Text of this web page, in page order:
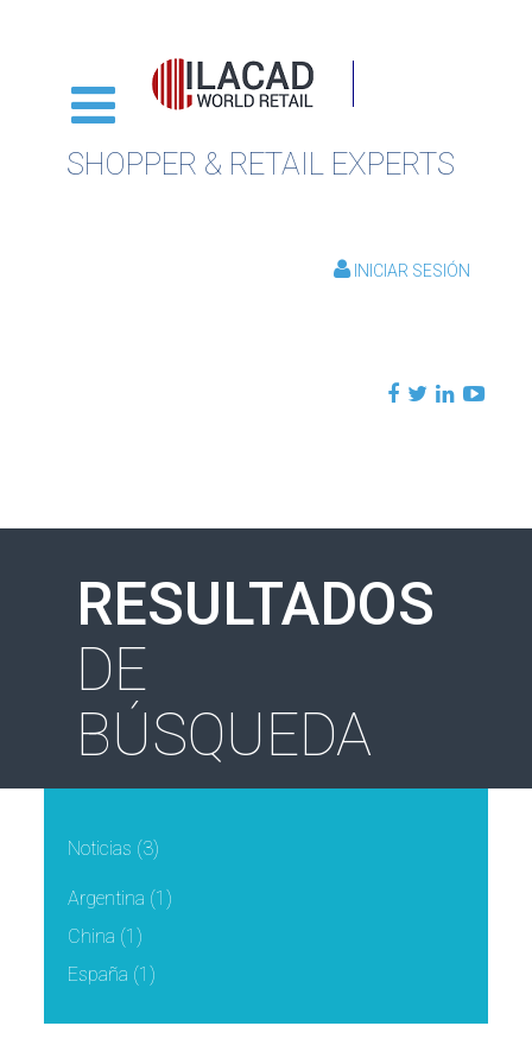
SHOPPER & RETAIL EXPERTS
INICIAR SESIÓN
RESULTADOS
DE
BÚSQUEDA
Noticias (3)
Argentina (1)
China (1)
España (1)